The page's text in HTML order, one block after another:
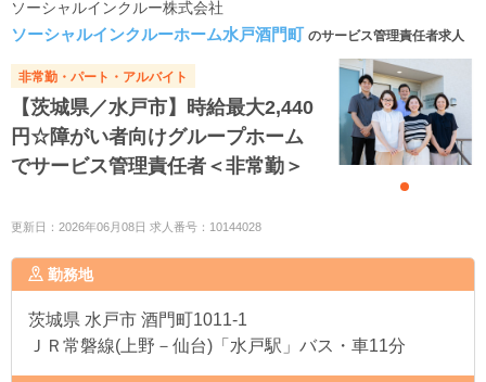
ソーシャルインクルー株式会社
ソーシャルインクルーホーム水戸酒門町 のサービス管理責任者求人
非常勤・パート・アルバイト
【茨城県／水戸市】時給最大2,440
円☆障がい者向けグループホーム
でサービス管理責任者＜非常勤＞
更新日：2026年06月08日 求人番号：10144028
勤務地
茨城県 水戸市 酒門町1011-1
ＪＲ常磐線(上野－仙台)「水戸駅」バス・車11分